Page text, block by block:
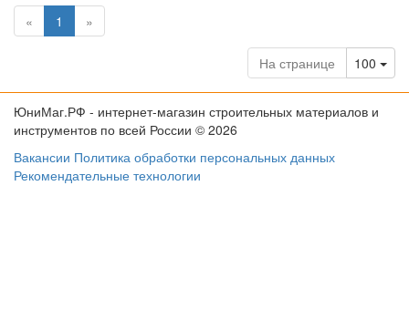
«
1 (current)
»
На странице 100
ЮниМаг.РФ - интернет-магазин строительных материалов и
инструментов по всей России © 2026
Вакансии Политика обработки персональных данных
Рекомендательные технологии